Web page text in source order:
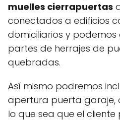
muelles cierrapuertas
conectados a edificios
domiciliarios y
partes de herrajes de
quebradas.
Así mismo podremos
apertura puerta garaje,
lo que sea que el